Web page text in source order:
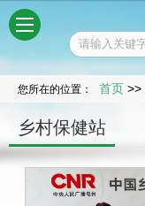
您所在的位置： 首页 >>
乡村保健站